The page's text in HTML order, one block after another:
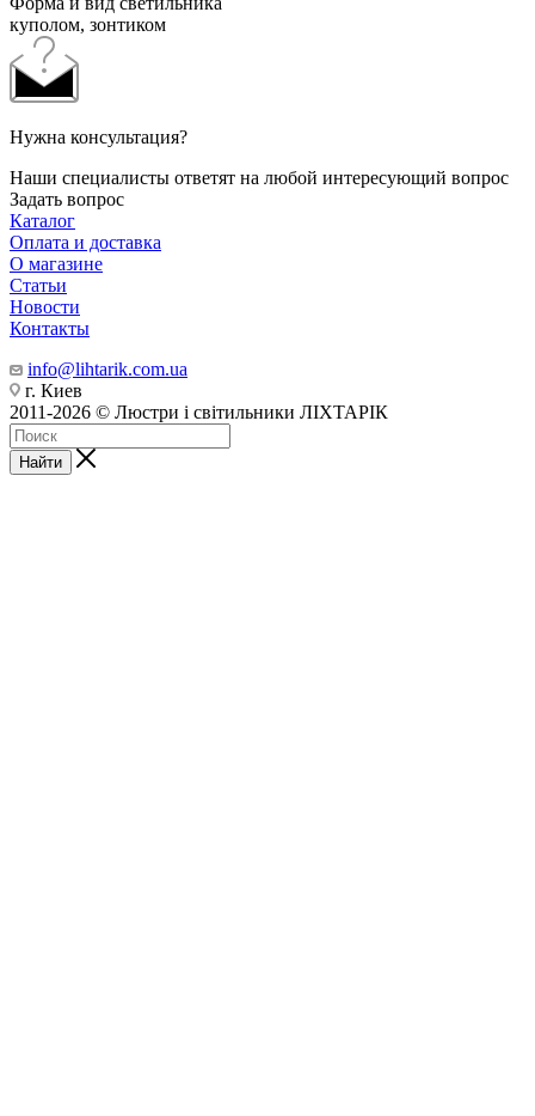
куполом, зонтиком
Нужна консультация?
Наши специалисты ответят на любой интересующий вопрос
Задать вопрос
Каталог
Оплата и доставка
О магазине
Статьи
Новости
Контакты
info@lihtarik.com.ua
г. Киев
2011-2026 © Люстри і світильники ЛІХТАРІК
Найти